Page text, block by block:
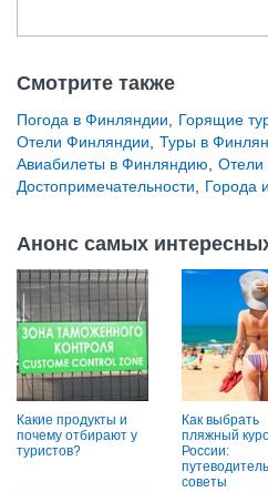
Смотрите также
Погода в Финляндии Горящие
Отели Финляндии
Туры в
Авиабилеты в Финляндию
Отели
Достопримечательности
Города
Анонс самых
Какие продукты и
почему отбирают у
туристов?
Как выбрать
пляжный
России:
советы